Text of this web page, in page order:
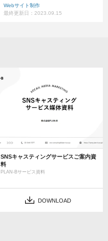
Webサイト制作
最終更新日：2023.09.15
SNSキャスティングサービスご案内資
料
PLAN-Bサービス資料
DOWNLOAD